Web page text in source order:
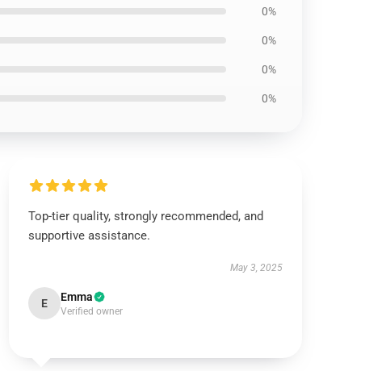
0%
0%
0%
0%
Top-tier quality, strongly recommended, and
supportive assistance.
May 3, 2025
E Emma
Verified owner